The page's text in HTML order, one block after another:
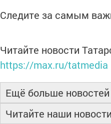
Следите за самым
Читайте новости
https://max.ru/tatmedia
Ещё больше новостей
Читайте наши